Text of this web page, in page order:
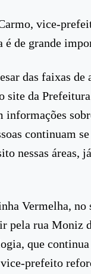
vice-
de grande
das faixas
site da Prefeitura
informações
continuam
nessas áreas,
Vermelha, no
pela rua Moniz
que
prefeito